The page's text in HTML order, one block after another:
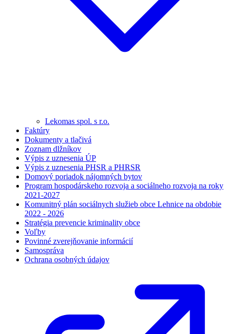
Lekomas spol. s r.o.
Faktúry
Dokumenty a tlačivá
Zoznam dlžníkov
Výpis z uznesenia ÚP
Výpis z uznesenia PHSR a PHRSR
Domový poriadok nájomných bytov
Program hospodárskeho rozvoja a sociálneho rozvoja na roky
2021-2027
Komunitný plán sociálnych služieb obce Lehnice na obdobie
2022 - 2026
Stratégia prevencie kriminality obce
Voľby
Povinné zverejňovanie informácií
Samospráva
Ochrana osobných údajov